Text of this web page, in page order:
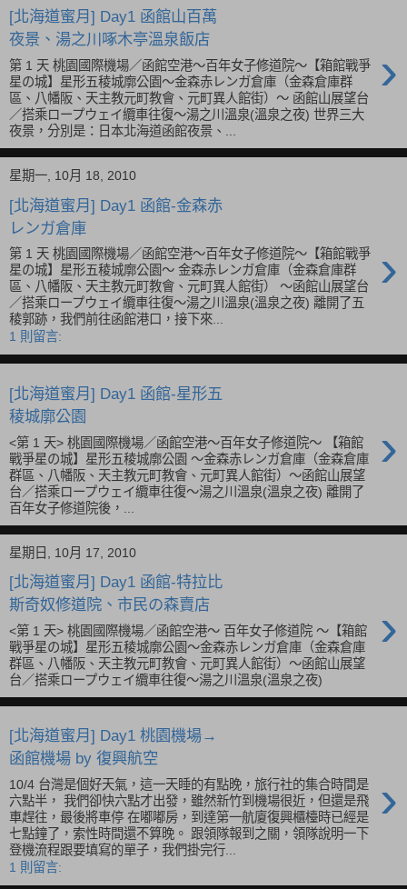
[北海道蜜月] Day1 函館山百萬
夜景、湯之川啄木亭溫泉飯店
›
第 1 天 桃園國際機場／函館空港～百年女子修道院～【箱館戰爭
星の城】星形五稜城廓公園～金森赤レンガ倉庫（金森倉庫群
區、八幡阪、天主教元町教會、元町異人館街）～ 函館山展望台
／搭乘ロープウェイ纜車往復～湯之川溫泉(溫泉之夜) 世界三大
夜景，分別是：日本北海道函館夜景、...
星期一, 10月 18, 2010
[北海道蜜月] Day1 函館-金森赤
レンガ倉庫
›
第 1 天 桃園國際機場／函館空港～百年女子修道院～【箱館戰爭
星の城】星形五稜城廓公園～ 金森赤レンガ倉庫（金森倉庫群
區、八幡阪、天主教元町教會、元町異人館街） ～函館山展望台
／搭乘ロープウェイ纜車往復～湯之川溫泉(溫泉之夜) 離開了五
稜郭跡，我們前往函館港口，接下來...
1 則留言:
[北海道蜜月] Day1 函館-星形五
稜城廓公園
›
<第 1 天> 桃園國際機場／函館空港～百年女子修道院～ 【箱館
戰爭星の城】星形五稜城廓公園 ～金森赤レンガ倉庫（金森倉庫
群區、八幡阪、天主教元町教會、元町異人館街）～函館山展望
台／搭乘ロープウェイ纜車往復～湯之川溫泉(溫泉之夜) 離開了
百年女子修道院後，...
星期日, 10月 17, 2010
[北海道蜜月] Day1 函館-特拉比
斯奇奴修道院、市民の森賣店
›
<第 1 天> 桃園國際機場／函館空港～ 百年女子修道院 ～【箱館
戰爭星の城】星形五稜城廓公園～金森赤レンガ倉庫（金森倉庫
群區、八幡阪、天主教元町教會、元町異人館街）～函館山展望
台／搭乘ロープウェイ纜車往復～湯之川溫泉(溫泉之夜)
[北海道蜜月] Day1 桃園機場→
函館機場 by 復興航空
›
10/4 台灣是個好天氣，這一天睡的有點晚，旅行社的集合時間是
六點半， 我們卻快六點才出發，雖然新竹到機場很近，但還是飛
車趕往，最後將車停 在嘟嘟房，到達第一航廈復興櫃檯時已經是
七點鐘了，索性時間還不算晚。 跟領隊報到之關，領隊說明一下
登機流程跟要填寫的單子，我們掛完行...
1 則留言: